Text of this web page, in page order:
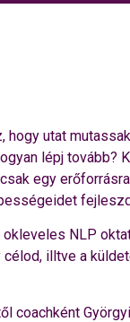
utat
lépj tovább?
egy
NLP
illtve a
coachként